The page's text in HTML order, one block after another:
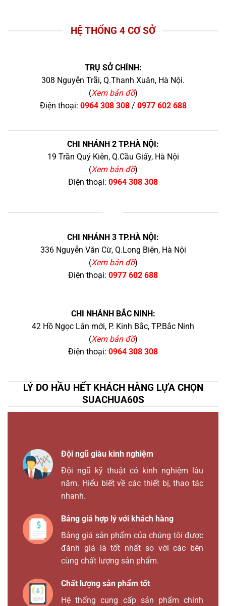
HỆ THỐNG 4 CƠ SỞ
TRỤ SỞ CHÍNH:
308 Nguyễn Trãi, Q.Thanh Xuân, Hà Nội.
(Xem bản đồ)
Điện thoại: 0964 308 308/ 0977 602 688
CHI NHÁNH 2 TP.HÀ NỘI:
19 Trần Quý Kiên, Q.Cầu Giấy, Hà Nội
(Xem bản đồ)
Điện thoại: 0964 308 308
CHI NHÁNH 3 TP.HÀ NỘI:
336 Nguyễn Văn Cừ, Q.Long Biên, Hà Nội
(Xem bản đồ)
Điện thoại: 0977 602 688
CHI NHÁNH BẮC NINH:
42 Hồ Ngọc Lân mới, P. Kinh Bắc, TP.Bắc Ninh
(Xem bản đồ)
Điện thoại: 0964 308 308
LÝ DO HẦU HẾT KHÁCH HÀNG LỰA CHỌN
SUACHUA60S
Đội ngũ giàu kinh nghiệm
Đội ngũ kỹ thuật có kinh nghiệm lâu
năm. Hiểu biết về các thiết bị, thao tác
nhanh.
Bảng giá hợp lý với khách hàng
Bảng giá sản phẩm của chúng tôi được
đánh giá là tốt nhất so với các bên
cùng chất lượng sản phẩm.
Chất lượng sản phẩm tốt
Hệ thống cung cấp sản phẩm chính